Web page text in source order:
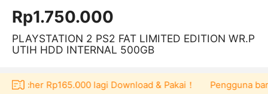
Rp1.750.000
PLAYSTATION 2 PS2 FAT LIMITED EDITION WR.P
UTIH HDD INTERNAL 500GB
Rp165.000 lagi Download & Pakai！ Pengguna